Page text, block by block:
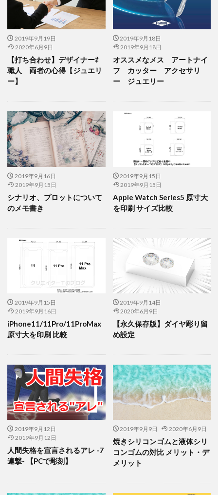
2019年9月19日
2020年6月9日
【打ち合わせ】デザイナー⇄
職人 両者の心得【ジュエリ
ー】
2019年9月18日
2019年9月18日
オススメなメス アートナイ
フ カッター アクセサリ
ー ジュエリー
2019年9月16日
2019年9月15日
シナリオ、プロットについて
のメモ書き
2019年9月15日
2019年9月15日
Apple Watch Series5 原寸大
を印刷 サイズ比較
2019年9月15日
2019年9月16日
iPhone11/11Pro/11ProMax
原寸大を印刷 比較
2019年9月14日
2020年6月9日
【永久保存版】ダイヤ彫り留
め設定
2019年9月12日
2019年9月12日
人間失格を宣言されるアレ -7
連撃- 【PCで彫刻】
2019年9月9日 2020年6月9日
焼きシリコンゴムと液体シリ
コンゴムの対比 メリット・デ
メリット